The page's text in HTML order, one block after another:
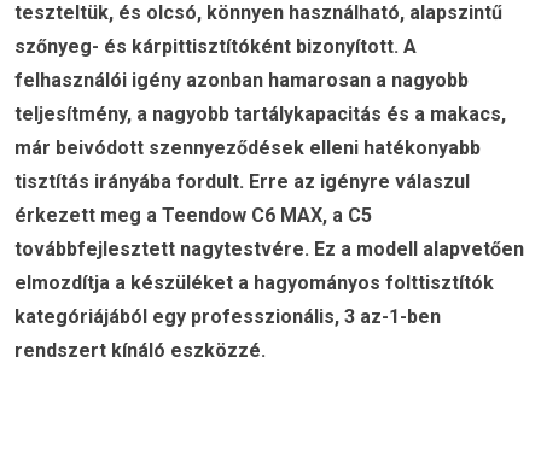
teszteltük, és olcsó, könnyen használható, alapszintű
szőnyeg- és kárpittisztítóként bizonyított. A
felhasználói igény azonban hamarosan a nagyobb
teljesítmény, a nagyobb tartálykapacitás és a makacs,
már beivódott szennyeződések elleni hatékonyabb
tisztítás irányába fordult. Erre az igényre válaszul
érkezett meg a Teendow C6 MAX, a C5
továbbfejlesztett nagytestvére. Ez a modell alapvetően
elmozdítja a készüléket a hagyományos folttisztítók
kategóriájából egy professzionális, 3 az-1-ben
rendszert kínáló eszközzé.